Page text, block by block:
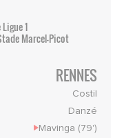
1
Marcel-Picot
RENNES
Costil
Danzé
Mavinga (79')